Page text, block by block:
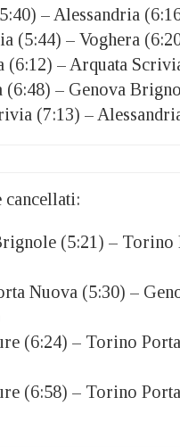
– Alessandria
(5:44) – Voghera
(6:12) – Arquata
(6:48) – Genova
(7:13) –
cancellati:
(5:21) –
Nuova (5:30) –
(6:24) – Torino
(6:58) – Torino